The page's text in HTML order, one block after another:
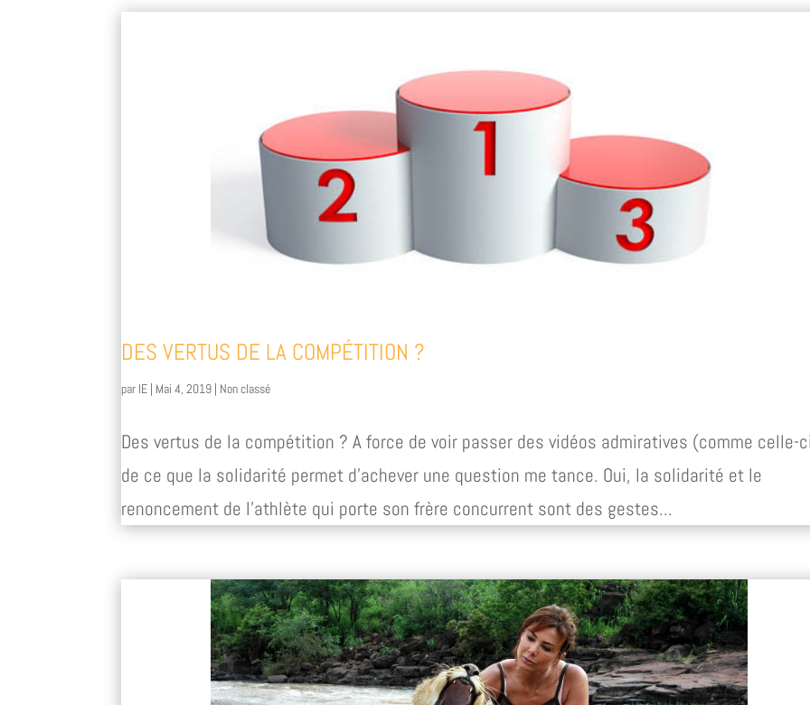
DES VERTUS DE LA COMPÉTITION ?
par IE | Mai 4, 2019 | Non classé
Des vertus de la compétition ? A force de voir passer des vidéos admiratives (comme celle-
de ce que la solidarité permet d’achever une question me tance. Oui, la solidarité et le
renoncement de l’athlète qui porte son frère concurrent sont des gestes...